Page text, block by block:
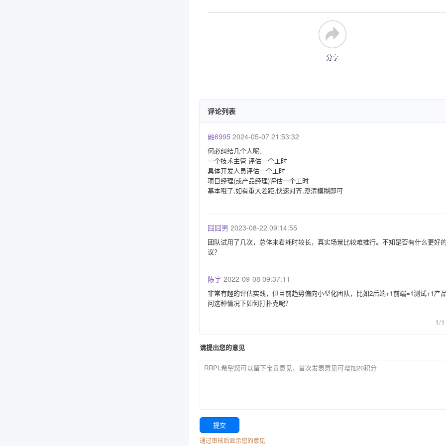
分享
评论列表
融6995 2024-05-07 21:53:32
何必纠结几个人呢,
一个技术主管 评估一个工时
具体开发人员评估一个工时
项目经理(或产品经理)评估一个工时
基本哦了,如有重大差距,快速对齐,澄清模糊即可
囧囧男 2023-08-22 09:14:55
团队试用了几次，总体来看耗时较长，真实场景比较难推行。不知是否有什么更好
议？
陈宇 2022-09-08 09:37:11
非常有趣的评估实践，但目前趋势偏向小型化团队，比如2后端+1前端=1测试+1产
问这种情况下如何打扑克呢？
1/1
请提出您的意见
通过审核后显示您的意见